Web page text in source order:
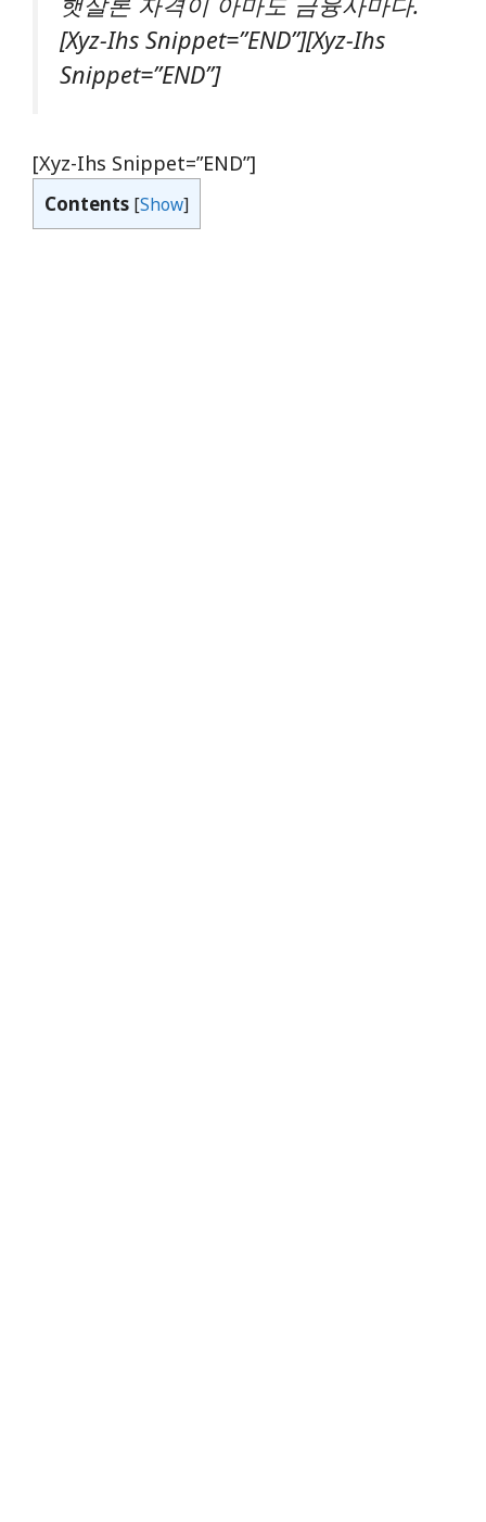
[xyz-Ihs Snippet=”END”][xyz-Ihs
Snippet=”END”]
[xyz-Ihs Snippet=”END”]
Contents [Show]